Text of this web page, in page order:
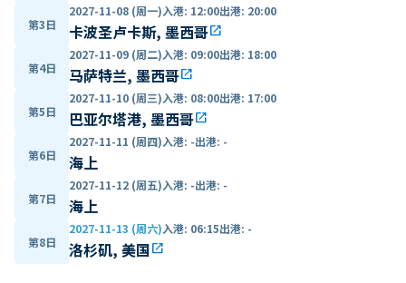
第3日
2027-11-08 (周一)入港: 12:00出港: 20:00
卡波圣卢卡斯, 墨西哥open_in_new
第4日
2027-11-09 (周二)入港: 09:00出港: 18:00
马萨特兰, 墨西哥open_in_new
第5日
2027-11-10 (周三)入港: 08:00出港: 17:00
巴亚尔塔港, 墨西哥open_in_new
第6日
2027-11-11 (周四)入港: -出港: -
海上
第7日
2027-11-12 (周五)入港: -出港: -
海上
第8日
2027-11-13 (周六)入港: 06:15出港: -
洛杉矶, 美国open_in_new